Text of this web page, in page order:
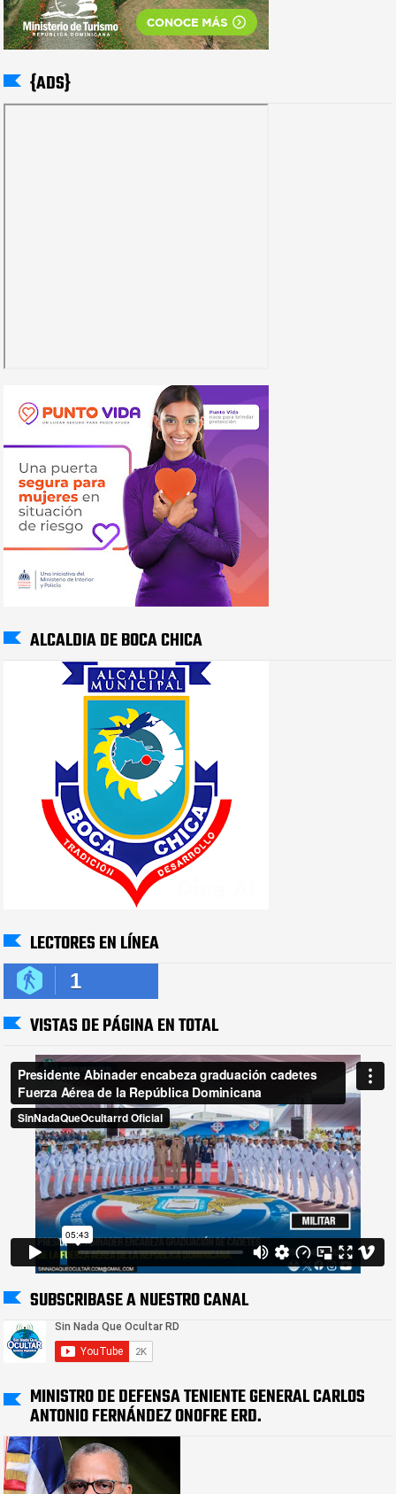
{ADS}
ALCALDIA DE BOCA CHICA
LECTORES EN LÍNEA
1
VISTAS DE PÁGINA EN TOTAL
SUBSCRIBASE A NUESTRO CANAL
MINISTRO DE DEFENSA TENIENTE GENERAL CARLOS
ANTONIO FERNÁNDEZ ONOFRE ERD.